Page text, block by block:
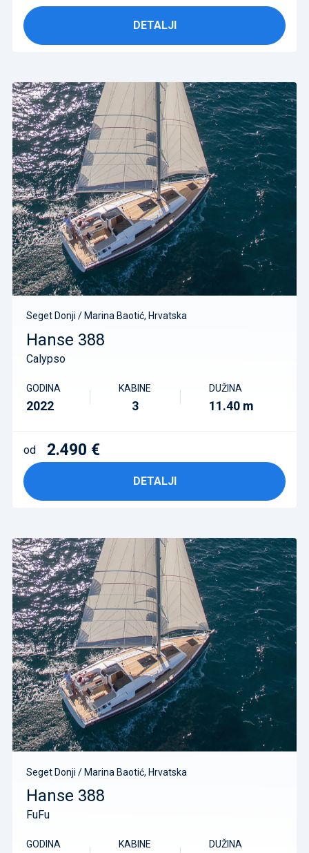
DETALJI
Seget Donji / Marina Baotić, Hrvatska
Hanse 388
Calypso
GODINA
2022
KABINE
3
DUŽINA
11.40 m
od 2.490 €
DETALJI
Seget Donji / Marina Baotić, Hrvatska
Hanse 388
FuFu
GODINA KABINE DUŽINA